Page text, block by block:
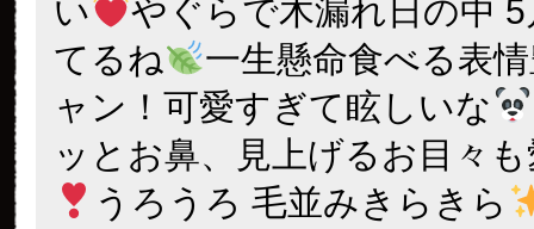
い
やぐらで木漏れ日の中
てるね
一生懸命食べる表
ャン！可愛すぎて眩しいな
ッとお鼻、見上げるお目々
うろうろ 毛並みきらきら